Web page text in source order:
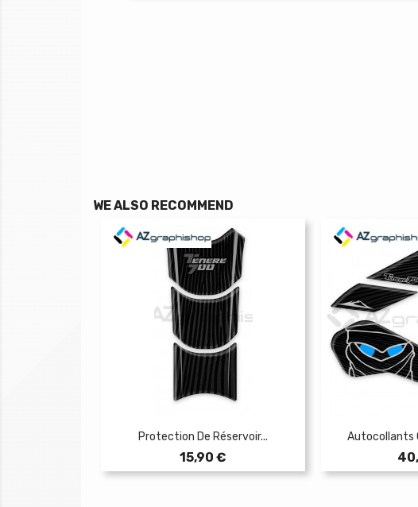
WE ALSO RECOMMEND
Protection De Réservoir...
Prix
15,90 €
Autocollants